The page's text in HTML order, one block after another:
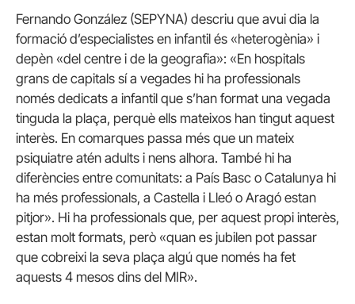
Fernando González (SEPYNA) descriu que avui dia la
formació d’especialistes en infantil és «heterogènia» i
depèn «del centre i de la geografia»: «En hospitals
grans de capitals sí a vegades hi ha professionals
només dedicats a infantil que s’han format una vegada
tinguda la plaça, perquè ells mateixos han tingut aquest
interès. En comarques passa més que un mateix
psiquiatre atén adults i nens alhora. També hi ha
diferències entre comunitats: a País Basc o Catalunya hi
ha més professionals, a Castella i Lleó o Aragó estan
pitjor». Hi ha professionals que, per aquest propi interès,
estan molt formats, però «quan es jubilen pot passar
que cobreixi la seva plaça algú que només ha fet
aquests 4 mesos dins del MIR».